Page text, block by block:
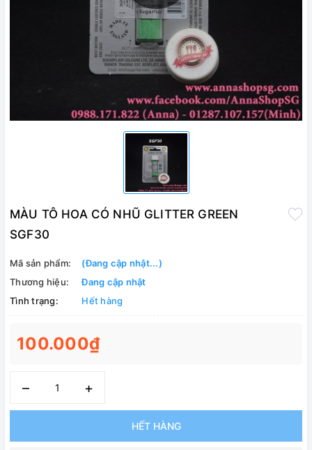
MÀU TÔ HOA CÓ NHŨ GLITTER GREEN
SGF30
Mã sản phẩm:
(Đang cập nhật...)
Thương hiệu:
Đang cập nhật
Tình trạng:
Hết hàng
100.000₫
– +
HẾT HÀNG